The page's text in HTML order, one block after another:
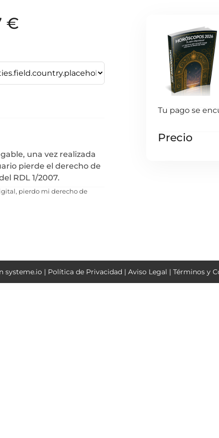
€
una vez realizada
pierde el derecho de
RDL 1/2007.
pierdo mi derecho de
Tu pago se
Precio
systeme.io | Política de Privacidad | Aviso Legal | Términos y